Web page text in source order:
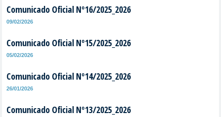
Comunicado Oficial Nº16/2025_2026
09/02/2026
Comunicado Oficial Nº15/2025_2026
05/02/2026
Comunicado Oficial Nº14/2025_2026
26/01/2026
Comunicado Oficial Nº13/2025_2026